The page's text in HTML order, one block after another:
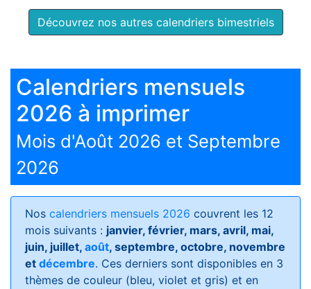
Découvrez nos autres calendriers bimestriels
Calendriers mensuels
2026 à imprimer
Mois d'Août 2026 et Septembre
2026
Nos calendriers mensuels 2026 couvrent les 12
mois suivants : janvier, février, mars, avril, mai,
juin, juillet, août, septembre, octobre, novembre
et décembre. Ces derniers sont disponibles en 3
thèmes de couleur (bleu, violet et gris) et en